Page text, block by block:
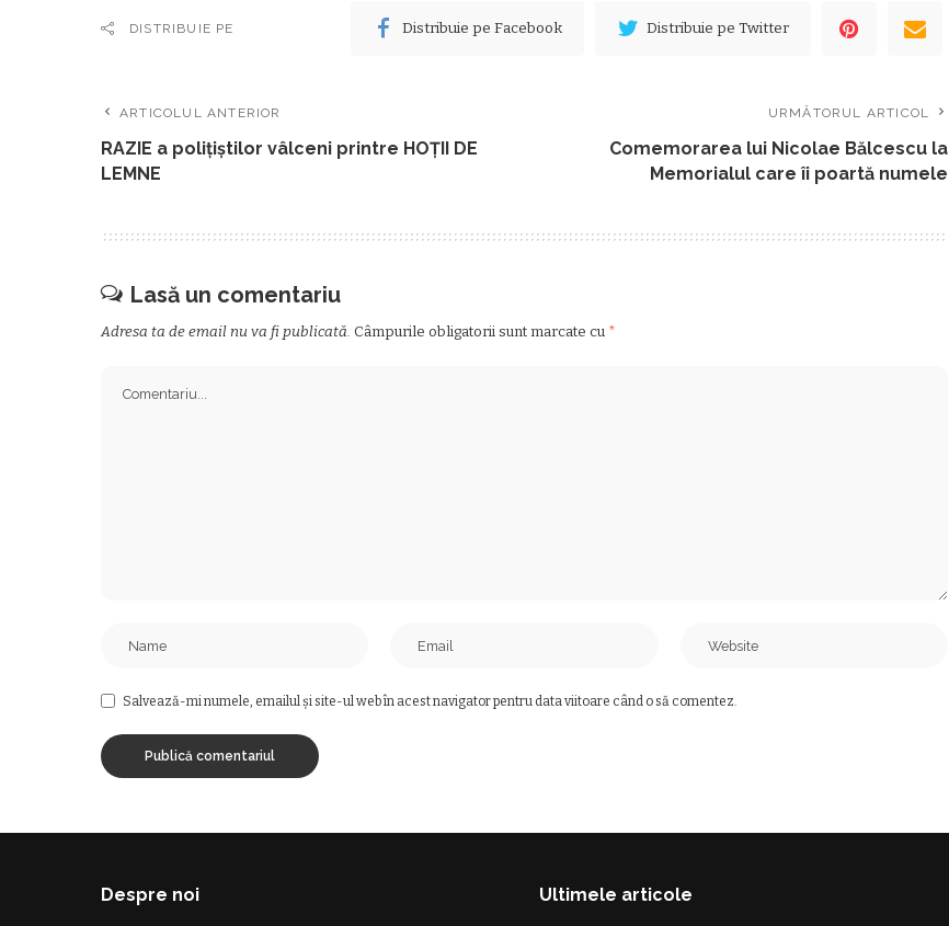
DISTRIBUIE PE Distribuie pe Facebook Distribuie pe Twitter
ARTICOLUL ANTERIOR
RAZIE a poliţiştilor vâlceni printre HOŢII DE
LEMNE
URMĂTORUL ARTICOL
Comemorarea lui Nicolae Bălcescu la
Memorialul care îi poartă numele
Lasă un comentariu
Adresa ta de email nu va fi publicată. Câmpurile obligatorii sunt marcate cu *
Salvează-mi numele, emailul și site-ul web în acest navigator pentru data viitoare când o să comentez.
Despre noi Ultimele articole